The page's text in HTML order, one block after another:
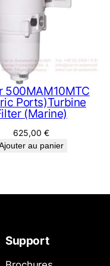
500MAM10MTC
Ports)Turbine
(Marine)
625,00 €
au panier
Support